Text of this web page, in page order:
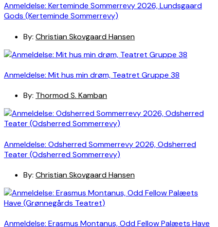
Anmeldelse: Kerteminde Sommerrevy 2026, Lundsgaard
Gods (Kerteminde Sommerrevy)
By: Christian Skovgaard Hansen
Anmeldelse: Mit hus min drøm, Teatret Gruppe 38
By: Thormod S. Kamban
Anmeldelse: Odsherred Sommerrevy 2026, Odsherred
Teater (Odsherred Sommerrevy)
By: Christian Skovgaard Hansen
Anmeldelse: Erasmus Montanus, Odd Fellow Palæets Have